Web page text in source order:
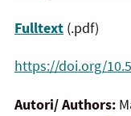
Fulltext (.pdf)
https://doi.org/
Autori/ Authors: